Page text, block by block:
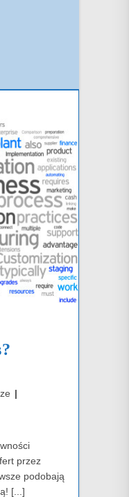
przez
podobają
[...]